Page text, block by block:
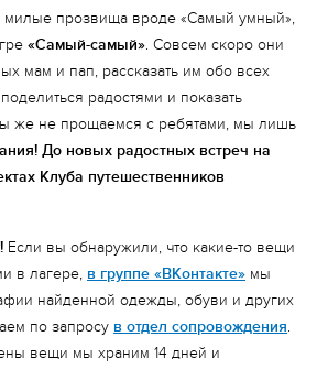
милые прозвища вроде «Самый умный»,
«Самый-самый». Совсем скоро они
мам и пап, рассказать им обо всех
радостями и показать
же не прощаемся с ребятами, мы лишь
До новых радостных встреч на
Клуба путешественников
Если вы обнаружили, что какие-то вещи
в лагере, в группе «ВКонтакте» мы
найденной одежды, обуви и других
по запросу в отдел сопровождения.
вещи мы храним 14 дней и